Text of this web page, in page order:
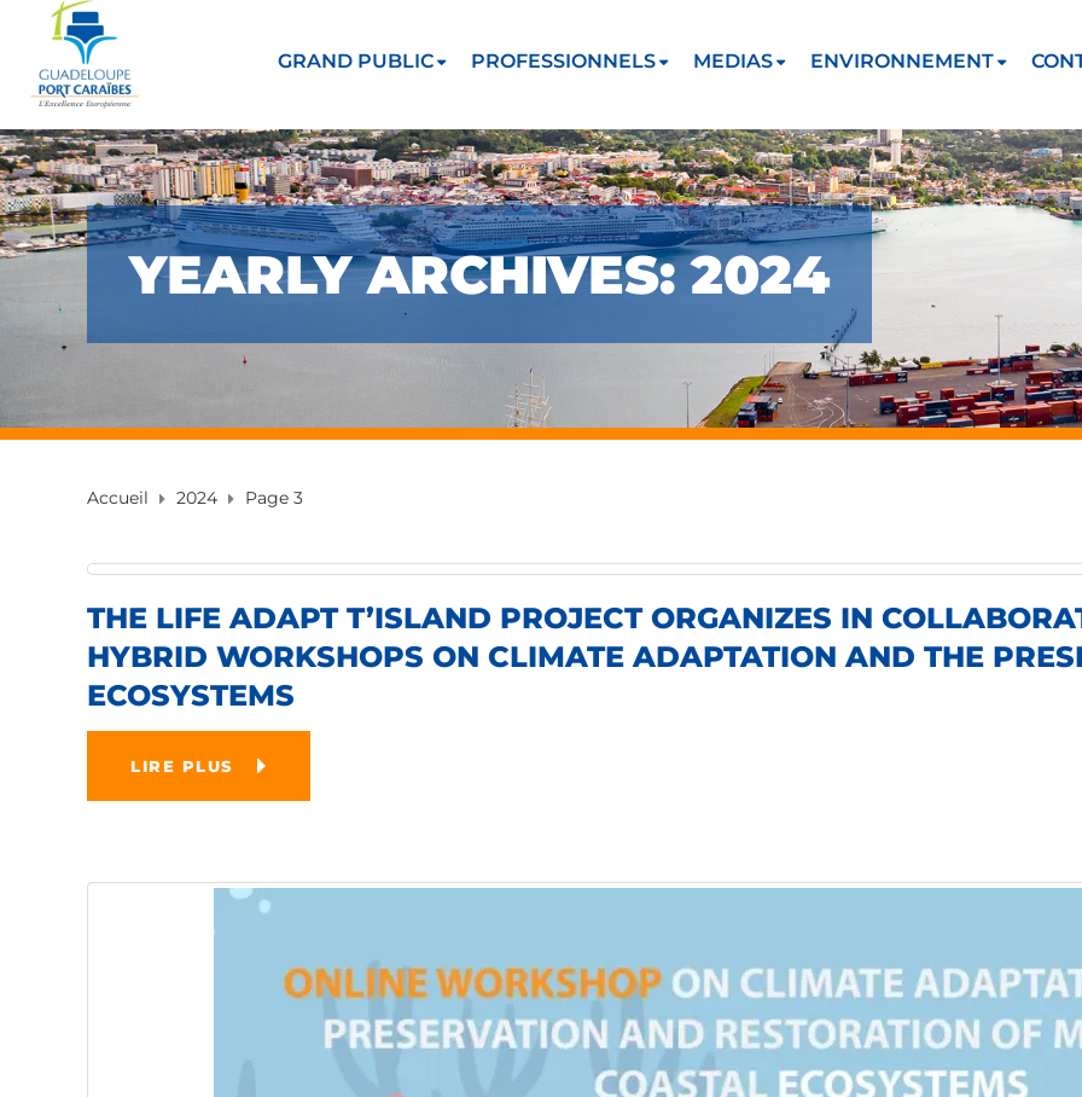
GRAND PUBLIC PROFESSIONNELS MEDIAS ENVIRONNEMENT
YEARLY ARCHIVES: 2024
Accueil 2024 Page 3
THE LIFE ADAPT T’ISLAND PROJECT ORGANIZES IN
HYBRID WORKSHOPS ON CLIMATE ADAPTATION AND THE
ECOSYSTEMS
LIRE PLUS